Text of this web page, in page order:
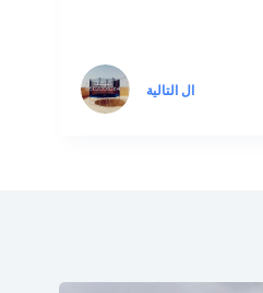
ال التالية